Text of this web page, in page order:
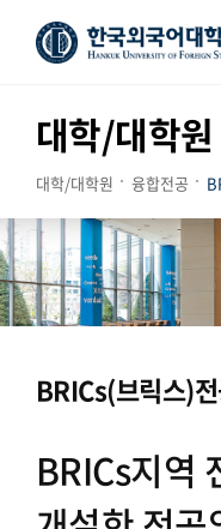
대학/대학원
대학/대학원 융합전공
BRICs(브릭스)
BRICs지역